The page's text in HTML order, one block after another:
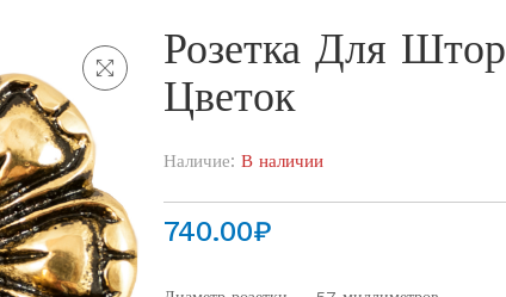
Розетка Для Штор
Цветок
Наличие: В наличии
740.00₽